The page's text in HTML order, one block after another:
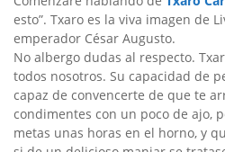
esto”. Txaro es la viva imagen de
emperador César Augusto.
No albergo dudas al respecto.
todos nosotros. Su capacidad de
capaz de convencerte de que te
condimentes con un poco de ajo,
metas unas horas en el horno, y